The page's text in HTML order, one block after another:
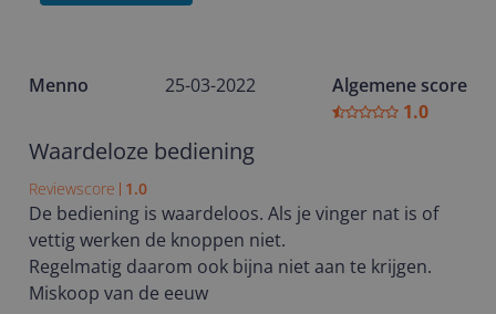
Menno 25-03-2022
Algemene score
1.0
Waardeloze bediening
Reviewscore 1.0
De bediening is waardeloos. Als je vinger nat is of
vettig werken de knoppen niet.
Regelmatig daarom ook bijna niet aan te krijgen.
Miskoop van de eeuw